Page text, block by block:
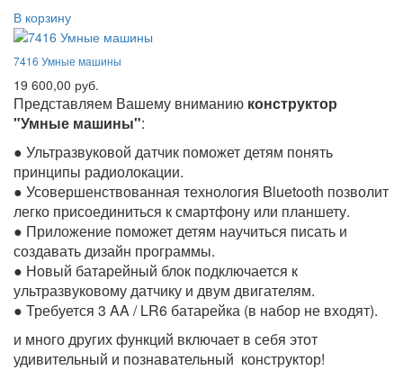
В корзину
7416 Умные машины
19 600,00 руб.
Представляем Вашему вниманию конструктор
"Умные машины":
● Ультразвуковой датчик поможет детям понять
принципы радиолокации.
● Усовершенствованная технология Bluetooth позволит
легко присоединиться к смартфону или планшету.
● Приложение поможет детям научиться писать и
создавать дизайн программы.
● Новый батарейный блок подключается к
ультразвуковому датчику и двум двигателям.
● Требуется 3 AA / LR6 батарейка (в набор не входят).
и много других функций включает в себя этот
удивительный и познавательный конструктор!